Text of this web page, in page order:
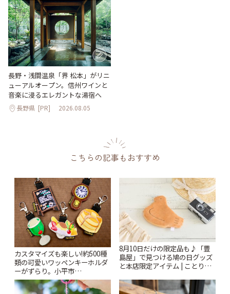
長野・浅間温泉「界 松本」がリニ
ューアルオープン。信州ワインと
音楽に浸るエレガントな湯宿へ
長野県 [PR] 2026.08.05
こちらの記事もおすすめ
カスタマイズも楽しい!約500種
類の可愛いワッペンキーホルダ
ーがずらり。小平市
「Kimamaya T&K」 | ことりっ
ぷ
8月10日だけの限定品も♪「豊
島屋」で見つける鳩の日グッズ
と本店限定アイテム | ことりっ